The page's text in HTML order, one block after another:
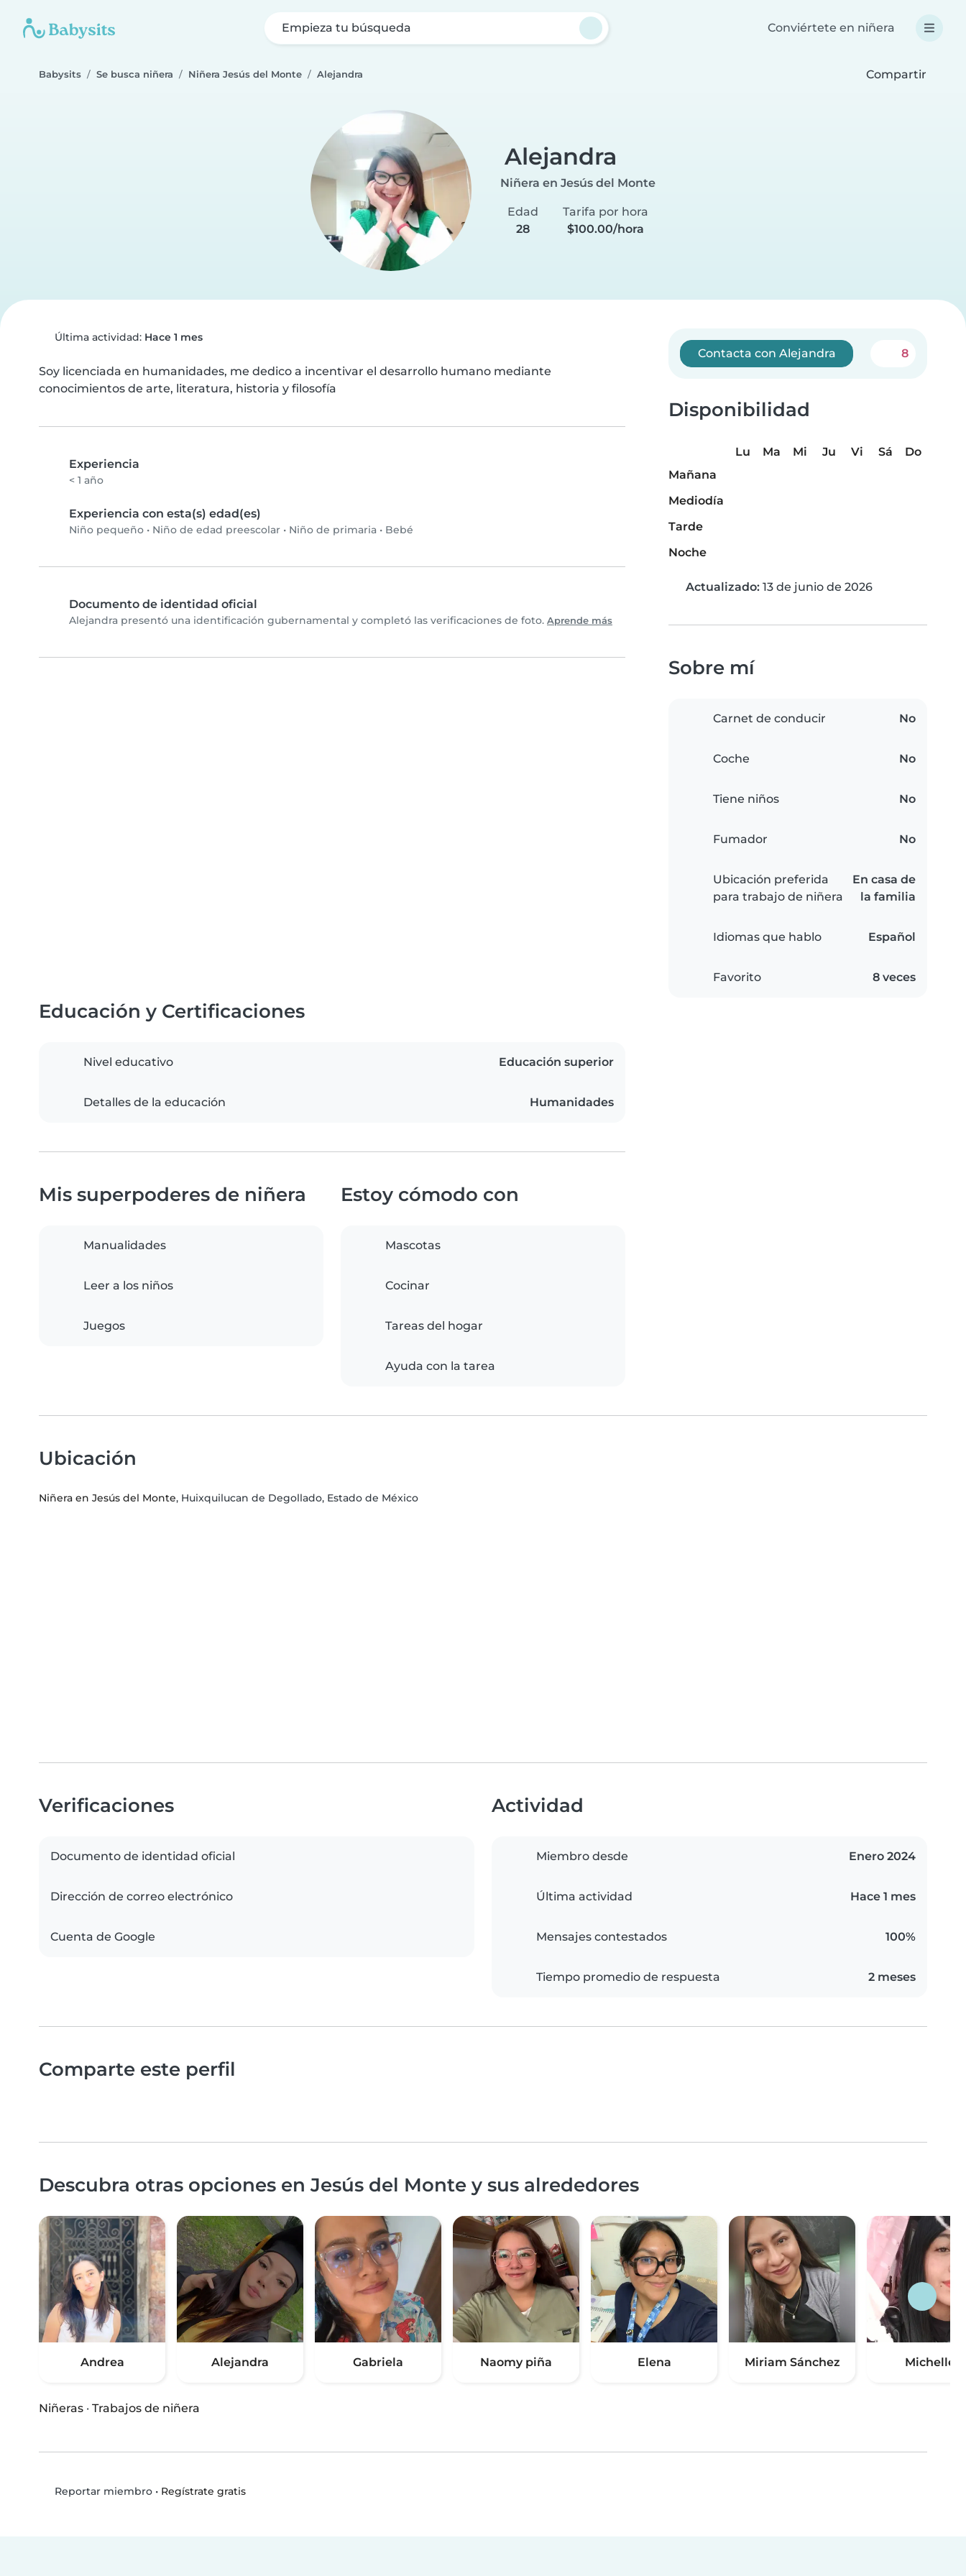
Empieza tu búsqueda Conviértete en niñera
Babysits Se busca niñera Niñera Jesús del Monte Alejandra Compartir
Alejandra
Niñera en Jesús del Monte
Edad
28
Tarifa por hora
$100.00/hora
Última actividad: Hace 1 mes
Soy licenciada en humanidades, me dedico a incentivar el desarrollo humano mediante
conocimientos de arte, literatura, historia y filosofía
Experiencia
< 1 año
Experiencia con esta(s) edad(es)
Niño pequeño • Niño de edad preescolar • Niño de primaria • Bebé
Documento de identidad oficial
Alejandra presentó una identificación gubernamental y completó las verificaciones de foto. Aprende más
Contacta con Alejandra 8
Disponibilidad
Lu Ma Mi Ju Vi Sá
Do
Mañana
Mediodía
Tarde
Noche
Actualizado: 13 de junio de 2026
Sobre mí
Carnet de conducir No
Coche No
Tiene niños No
Fumador No
Ubicación preferida
para trabajo de niñera
En casa de
la familia
Idiomas que hablo Español
Favorito 8 veces
Educación y Certificaciones
Nivel educativo Educación superior
Detalles de la educación Humanidades
Mis superpoderes de niñera
Manualidades
Leer a los niños
Juegos
Estoy cómodo con
Mascotas
Cocinar
Tareas del hogar
Ayuda con la tarea
Ubicación
Niñera en Jesús del Monte, Huixquilucan de Degollado, Estado de México
Verificaciones
Documento de identidad oficial
Dirección de correo electrónico
Cuenta de Google
Actividad
Miembro desde Enero 2024
Última actividad Hace 1 mes
Mensajes contestados 100%
Tiempo promedio de respuesta 2 meses
Comparte este perfil
Descubra otras opciones en Jesús del Monte y sus alrededores
Andrea Alejandra Gabriela Naomy piña Elena Miriam Sánchez Michelle
Niñeras · Trabajos de niñera
Reportar miembro• Regístrate gratis